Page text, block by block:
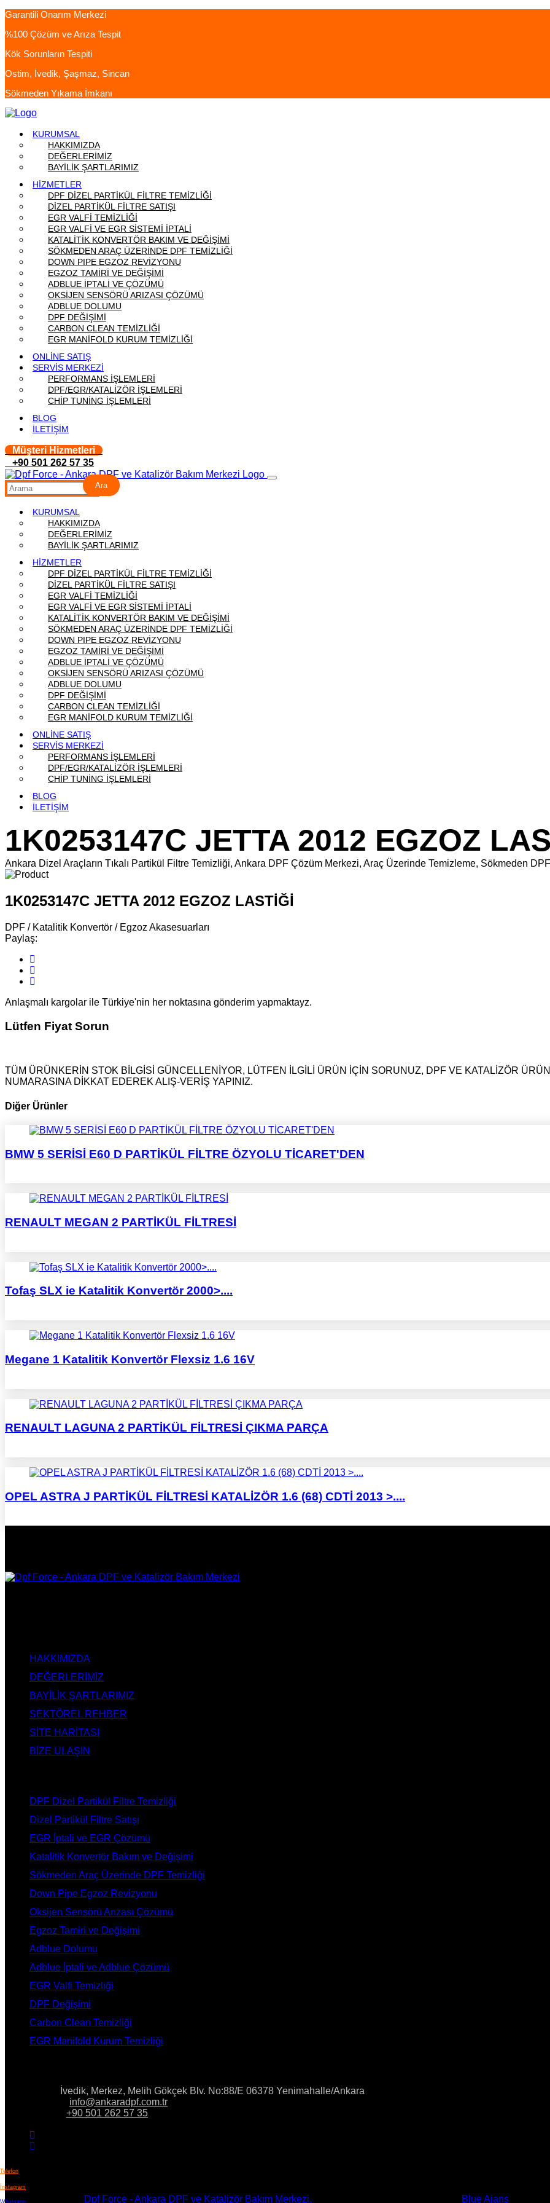
Garantili Onarım Merkezi
%100 Çözüm ve Arıza Tespit
Kök Sorunların Tespiti
Ostim, İvedik, Şaşmaz, Sincan
Sökmeden Yıkama İmkanı
Telefon
İnstagram
Whatsapp
KURUMSAL
HAKKIMIZDA
DEĞERLERİMİZ
BAYİLİK ŞARTLARIMIZ
HİZMETLER
DPF DİZEL PARTİKÜL FİLTRE TEMİZLİĞİ
DİZEL PARTİKÜL FİLTRE SATIŞI
EGR VALFİ TEMİZLİĞİ
EGR VALFİ VE EGR SİSTEMİ İPTALİ
KATALİTİK KONVERTÖR BAKIM VE DEĞİŞİMİ
SÖKMEDEN ARAÇ ÜZERİNDE DPF TEMİZLİĞİ
DOWN PIPE EGZOZ REVİZYONU
EGZOZ TAMİRİ VE DEĞİŞİMİ
ADBLUE İPTALİ VE ÇÖZÜMÜ
OKSİJEN SENSÖRÜ ARIZASI ÇÖZÜMÜ
ADBLUE DOLUMU
DPF DEĞİŞİMİ
CARBON CLEAN TEMİZLİĞİ
EGR MANİFOLD KURUM TEMİZLİĞİ
ONLİNE SATIŞ
SERVİS MERKEZİ
PERFORMANS İŞLEMLERİ
DPF/EGR/KATALİZÖR İŞLEMLERİ
CHİP TUNİNG İŞLEMLERİ
BLOG
İLETİŞİM
Müşteri Hizmetleri
+90 501 262 57 35
Ara
KURUMSAL
HAKKIMIZDA
DEĞERLERİMİZ
BAYİLİK ŞARTLARIMIZ
HİZMETLER
DPF DİZEL PARTİKÜL FİLTRE TEMİZLİĞİ
DİZEL PARTİKÜL FİLTRE SATIŞI
EGR VALFİ TEMİZLİĞİ
EGR VALFİ VE EGR SİSTEMİ İPTALİ
KATALİTİK KONVERTÖR BAKIM VE DEĞİŞİMİ
SÖKMEDEN ARAÇ ÜZERİNDE DPF TEMİZLİĞİ
DOWN PIPE EGZOZ REVİZYONU
EGZOZ TAMİRİ VE DEĞİŞİMİ
ADBLUE İPTALİ VE ÇÖZÜMÜ
OKSİJEN SENSÖRÜ ARIZASI ÇÖZÜMÜ
ADBLUE DOLUMU
DPF DEĞİŞİMİ
CARBON CLEAN TEMİZLİĞİ
EGR MANİFOLD KURUM TEMİZLİĞİ
ONLİNE SATIŞ
SERVİS MERKEZİ
PERFORMANS İŞLEMLERİ
DPF/EGR/KATALİZÖR İŞLEMLERİ
CHİP TUNİNG İŞLEMLERİ
BLOG
İLETİŞİM
1K0253147C JETTA 2012 EGZOZ
Ankara Dizel Araçların Tıkalı Partikül Filtre Temizliği, Ankara DPF Çözüm Merkezi, Araç Üzerinde Temizleme, Sökmeden
1K0253147C JETTA 2012 EGZOZ LASTİĞİ
DPF / Katalitik Konvertör / Egzoz Akasesuarları
Paylaş:
Anlaşmalı kargolar ile Türkiye'nin her noktasına gönderim yapmaktayz.
Lütfen Fiyat Sorun
TÜM ÜRÜNKERİN STOK BİLGİSİ GÜNCELLENİYOR, LÜTFEN İLGİLİ ÜRÜN İÇİN SORUNUZ, DPF VE KATALİZÖR
NUMARASINA DİKKAT EDEREK ALIŞ-VERİŞ YAPINIZ.
Diğer Ürünler
BMW 5 SERİSİ E60 D PARTİKÜL FİLTRE ÖZYOLU TİCARET'DEN
RENAULT MEGAN 2 PARTİKÜL FİLTRESİ
Tofaş SLX ie Katalitik Konvertör 2000>....
Megane 1 Katalitik Konvertör Flexsiz 1.6 16V
RENAULT LAGUNA 2 PARTİKÜL FİLTRESİ ÇIKMA PARÇA
OPEL ASTRA J PARTİKÜL FİLTRESİ KATALİZÖR 1.6 (68) CDTİ 2013 >....
HAKKIMIZDA
DEĞERLERİMİZ
BAYİLİK ŞARTLARIMIZ
SEKTÖREL REHBER
SİTE HARİTASI
BİZE ULAŞIN
DPF Dizel Partikül Filtre Temizliği
Dizel Partikül Filtre Satışı
EGR İptali ve EGR Çözümü
Katalitik Konvertör Bakım ve Değişimi
Sökmeden Araç Üzerinde DPF Temizliği
Down Pipe Egzoz Revizyonu
Oksijen Sensörü Arızası Çözümü
Egzoz Tamiri ve Değişimi
Adblue Dolumu
Adblue İptali ve Adblue Çözümü
EGR Valfi Temizliği
DPF Değişimi
Carbon Clean Temizliği
EGR Manifold Kurum Temizliği
İvedik, Merkez, Melih Gökçek Blv. No:88/E 06378 Yenimahalle/Ankara
info@ankaradpf.com.tr
+90 501 262 57 35
Copyright © 2023 Dpf Force - Ankara DPF ve Katalizör Bakım Merkezi. Blue Ajans